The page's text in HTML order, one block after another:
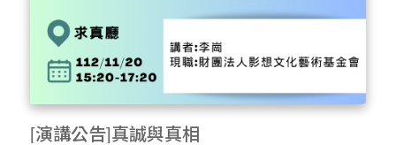
[演講公告]真誠與真相